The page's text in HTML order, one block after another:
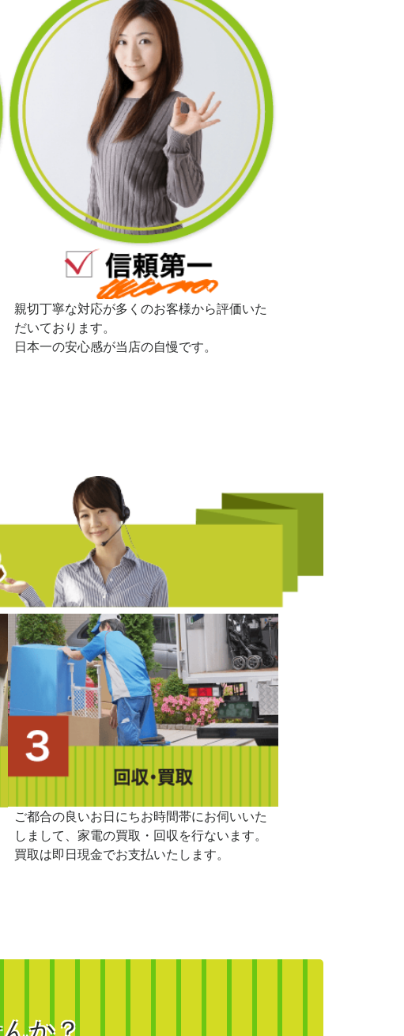
親切丁寧な対応が多くのお客様から評価いた
だいております。
日本一の安心感が当店の自慢です。
ご都合の良いお日にちお時間帯にお伺いいた
しまして、家電の買取・回収を行ないます。
買取は即日現金でお支払いたします。